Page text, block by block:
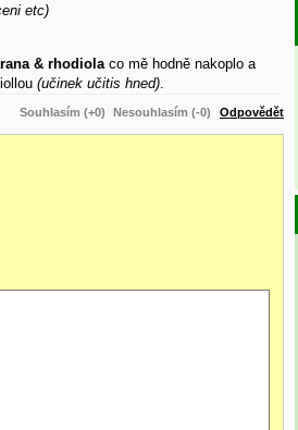
etc)
& rhodiola co mě hodně nakoplo a
(učinek učitis hned)
Souhlasím (+0) Nesouhlasím (-0) Odpovědět